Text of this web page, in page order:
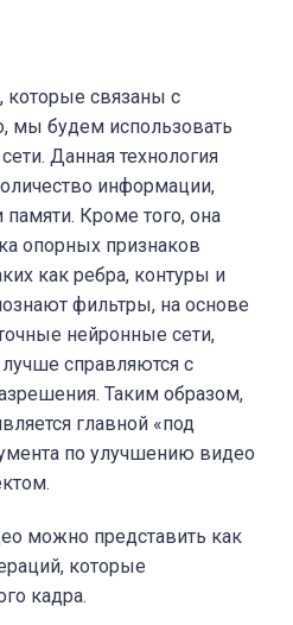
которые связаны с
мы будем использовать
Данная технология
информации,
памяти. Кроме того, она
опорных признаков
как ребра, контуры и
фильтры, на основе
нейронные сети,
справляются с
Таким образом,
главной «под
по улучшению видео
можно представить как
которые
кадра.